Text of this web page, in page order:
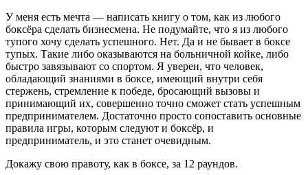
У меня есть мечта — написать книгу о том, как из любого
боксёра сделать бизнесмена. Не подумайте, что я из любого
тупого хочу сделать успешного. Нет. Да и не бывает в боксе
тупых. Такие либо оказываются на больничной койке, либо
быстро завязывают со спортом. Я уверен, что человек,
обладающий знаниями в боксе, имеющий внутри себя
стержень, стремление к победе, бросающий вызовы и
принимающий их, совершенно точно сможет стать успешным
предпринимателем. Достаточно просто сопоставить основные
правила игры, которым следуют и боксёр, и
предприниматель, и это станет очевидным.
Докажу свою правоту, как в боксе, за 12 раундов.